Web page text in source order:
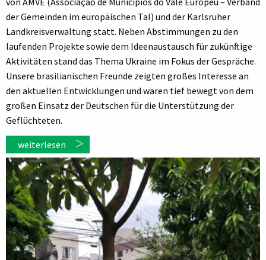
der Gemeinden im europäischen Tal) und der Karlsruher
Landkreisverwaltung statt. Neben Abstimmungen zu den
laufenden Projekte sowie dem Ideenaustausch für zukünftige
Aktivitäten stand das Thema Ukraine im Fokus der Gespräche.
Unsere brasilianischen Freunde zeigten großes Interesse an
den aktuellen Entwicklungen und waren tief bewegt von dem
großen Einsatz der Deutschen für die Unterstützung der
Geflüchteten.
weiterlesen